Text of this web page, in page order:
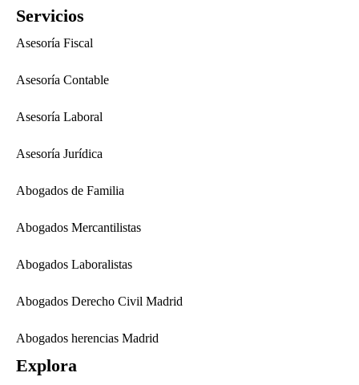
Servicios
Asesoría Fiscal
Asesoría Contable
Asesoría Laboral
Asesoría Jurídica
Abogados de Familia
Abogados Mercantilistas
Abogados Laboralistas
Abogados Derecho Civil Madrid
Abogados herencias Madrid
Explora